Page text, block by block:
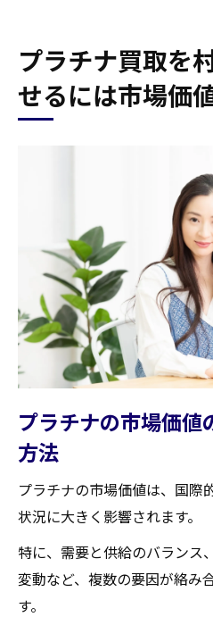
プラチナの需要と
市場価値の把握が
村田町でプラチナ買取
プラチナの品質評
査定前に確認すべ
査定額に影響を与え
村田町でのプラチナ
より高い査定額を引
専門家による査定の
成功するプラチナ買取の
プ村田町編
プラチナ買取の事
村田町での信頼で
高額買取を実現す
プラチナ買取後のア
顧客としての安心
ポイント
プラチナ買取を
せるには市場価
プラチナの市場価値
方法
プラチナの市場価値は、国際
状況に大きく影響されます。
特に、需要と供給のバランス
変動など、複数の要因が絡み
す。